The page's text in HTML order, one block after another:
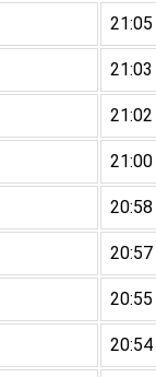
21:05
21:03
21:02
21:00
20:58
20:57
20:55
20:54